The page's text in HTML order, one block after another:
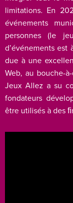
limitations. En
événements
personnes (le
d’événements
due à une
Web, au bouche-
Jeux Allez a su
fondateurs
être utilisés à des